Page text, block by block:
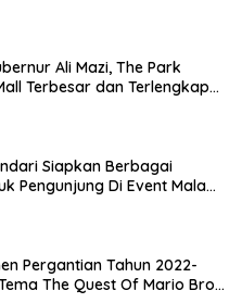
Ali Mazi, The Park
Terbesar dan Terlengkap
Siapkan Berbagai
Pengunjung Di Event Malam
Pergantian Tahun 2022-
The Quest Of Mario Bros